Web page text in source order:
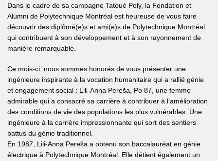
Dans le cadre de sa campagne Tatoué Poly, la Fondation et
Alumni de Polytechnique Montréal est heureuse de vous faire
découvrir des diplômé(e)s et ami(e)s de Polytechnique Montréal
qui contribuent à son développement et à son rayonnement de
manière remarquable.
Ce mois-ci, nous sommes honorés de vous présenter une
ingénieure inspirante à la vocation humanitaire qui a rallié génie
et engagement social : Lili-Anna Pereša, Po 87, une femme
admirable qui a consacré sa carrière à contribuer à l’amélioration
des conditions de vie des populations les plus vulnérables. Une
ingénieure à la carrière impressionnante qui sort des sentiers
battus du génie traditionnel.
En 1987, Lili-Anna Pereša a obtenu son baccalauréat en génie
électrique à Polytechnique Montréal. Elle détient également un